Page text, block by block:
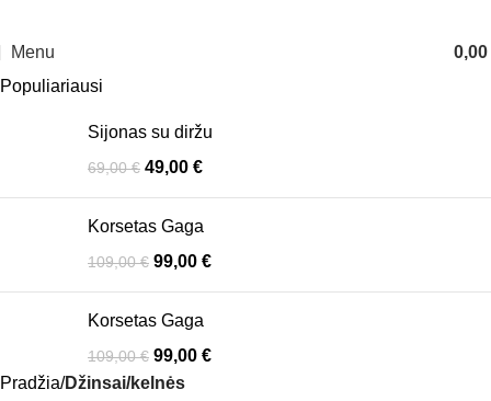
Menu
0,00
Populiariausi
Sijonas su diržu
69,00€ 49,00 €
Korsetas Gaga
109,00€ 99,00 €
Korsetas Gaga
109,00€ 99,00 €
Pradžia Džinsai/kelnės